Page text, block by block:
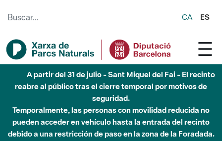
CA ES
A partir del 31 de julio - Sant Miquel del Fai - El recinto
reabre al público tras el cierre temporal por motivos de
seguridad.
Temporalmente, las personas con movilidad reducida no
pueden acceder en vehículo hasta la entrada del recinto
debido a una restricción de paso en la zona de la Foradada.